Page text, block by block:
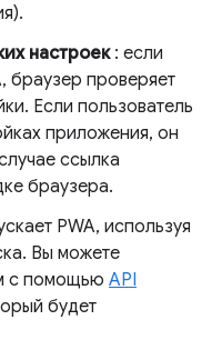
настроек: если
браузер проверяет
Если пользователь
приложения, он
ссылка
браузера.
PWA, используя
Вы можете
с помощью API
будет